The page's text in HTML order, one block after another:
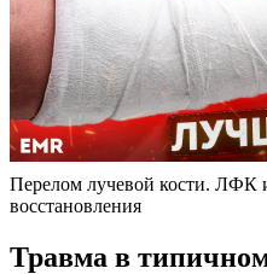
Перелом лучевой кости.
восстановления
Травма в